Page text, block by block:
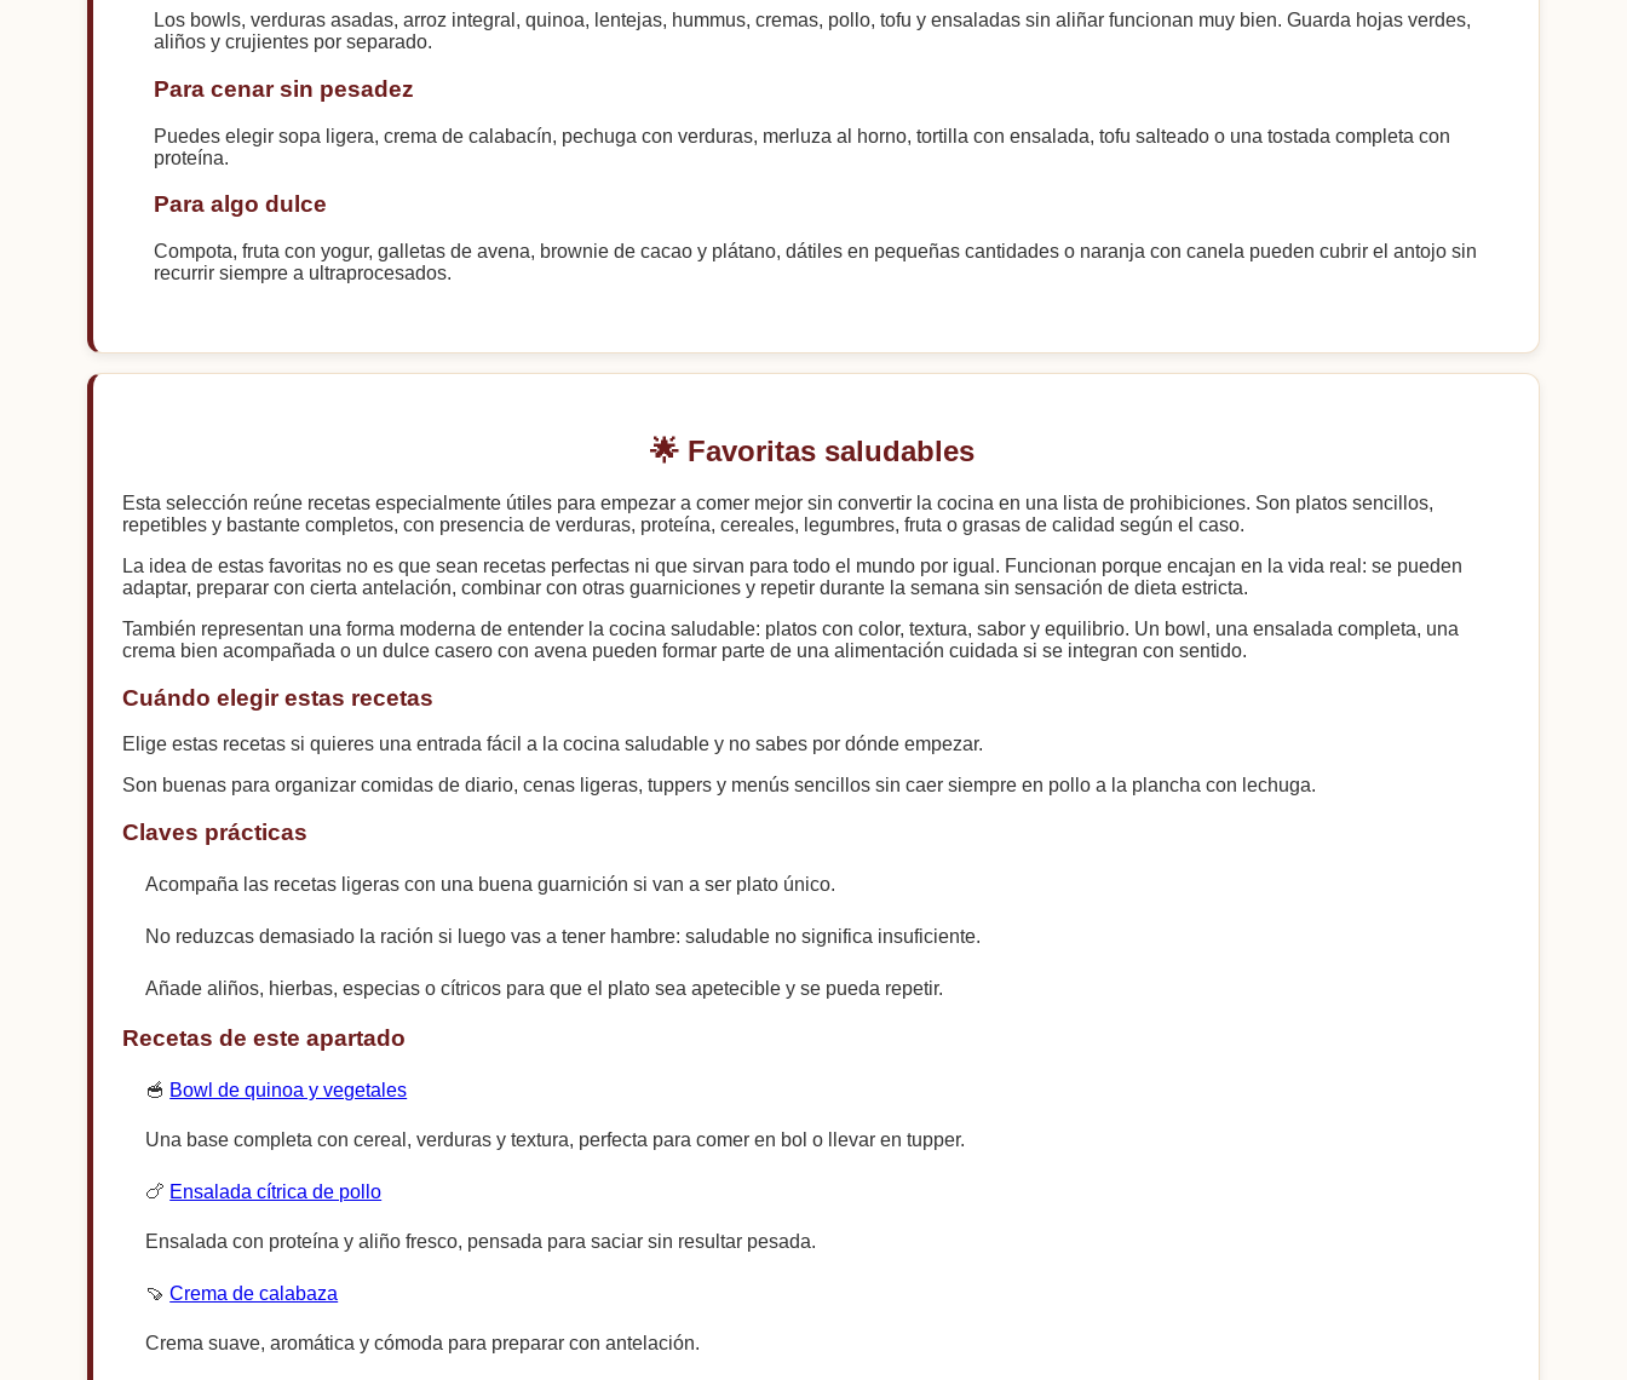
Los bowls, verduras asadas, arroz integral, quinoa, lentejas, hummus, cremas, pollo, tofu y ensaladas sin aliñar funcionan muy bien. Guarda hojas verdes,
aliños y crujientes por separado.
Para cenar sin pesadez
Puedes elegir sopa ligera, crema de calabacín, pechuga con verduras, merluza al horno, tortilla con ensalada, tofu salteado o una tostada completa con
proteína.
Para algo dulce
Compota, fruta con yogur, galletas de avena, brownie de cacao y plátano, dátiles en pequeñas cantidades o naranja con canela pueden cubrir el antojo sin
recurrir siempre a ultraprocesados.
🌟 Favoritas saludables
Esta selección reúne recetas especialmente útiles para empezar a comer mejor sin convertir la cocina en una lista de prohibiciones. Son platos sencillos,
repetibles y bastante completos, con presencia de verduras, proteína, cereales, legumbres, fruta o grasas de calidad según el caso.
La idea de estas favoritas no es que sean recetas perfectas ni que sirvan para todo el mundo por igual. Funcionan porque encajan en la vida real: se pueden
adaptar, preparar con cierta antelación, combinar con otras guarniciones y repetir durante la semana sin sensación de dieta estricta.
También representan una forma moderna de entender la cocina saludable: platos con color, textura, sabor y equilibrio. Un bowl, una ensalada completa, una
crema bien acompañada o un dulce casero con avena pueden formar parte de una alimentación cuidada si se integran con sentido.
Cuándo elegir estas recetas
Elige estas recetas si quieres una entrada fácil a la cocina saludable y no sabes por dónde empezar.
Son buenas para organizar comidas de diario, cenas ligeras, tuppers y menús sencillos sin caer siempre en pollo a la plancha con lechuga.
Claves prácticas
Acompaña las recetas ligeras con una buena guarnición si van a ser plato único.
No reduzcas demasiado la ración si luego vas a tener hambre: saludable no significa insuficiente.
Añade aliños, hierbas, especias o cítricos para que el plato sea apetecible y se pueda repetir.
Recetas de este apartado
🥣 Bowl de quinoa y vegetales
Una base completa con cereal, verduras y textura, perfecta para comer en bol o llevar en tupper.
🍗 Ensalada cítrica de pollo
Ensalada con proteína y aliño fresco, pensada para saciar sin resultar pesada.
🍠Crema de calabaza
Crema suave, aromática y cómoda para preparar con antelación.